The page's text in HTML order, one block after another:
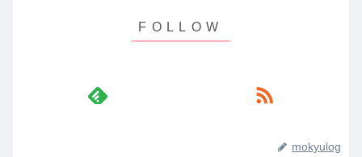
mokyulog